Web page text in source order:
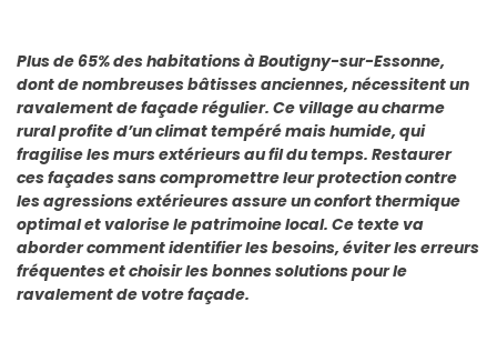
Plus de 65% des habitations à Boutigny-sur-Essonne,
dont de nombreuses bâtisses anciennes, nécessitent un
ravalement de façade régulier. Ce village au charme
rural profite d’un climat tempéré mais humide, qui
fragilise les murs extérieurs au fil du temps. Restaurer
ces façades sans compromettre leur protection contre
les agressions extérieures assure un confort thermique
optimal et valorise le patrimoine local. Ce texte va
aborder comment identifier les besoins, éviter les erreurs
fréquentes et choisir les bonnes solutions pour le
ravalement de votre façade.